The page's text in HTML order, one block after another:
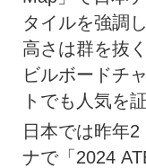
タイルを強調
高さは群を抜
ビルボードチ
トでも人気を
日本では昨年
ナで「2024